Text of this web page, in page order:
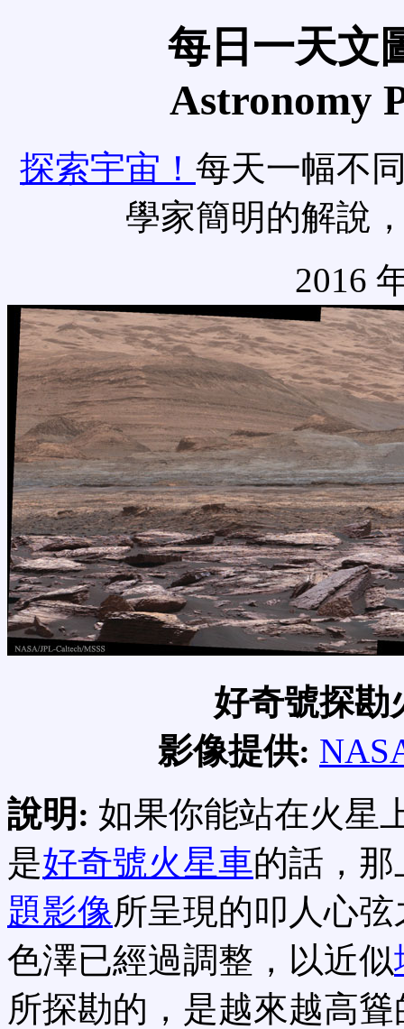
每日一天文
Astronomy
探索宇宙！ 每天一幅不
學家簡明的解說
2016
好奇號探勘
影像提供:
說明: 如果你能站在火星
是好奇號火星車的話，
題影像所呈現的叩人心弦
色澤已經過調整，以近似
所探勘的，是越來越高